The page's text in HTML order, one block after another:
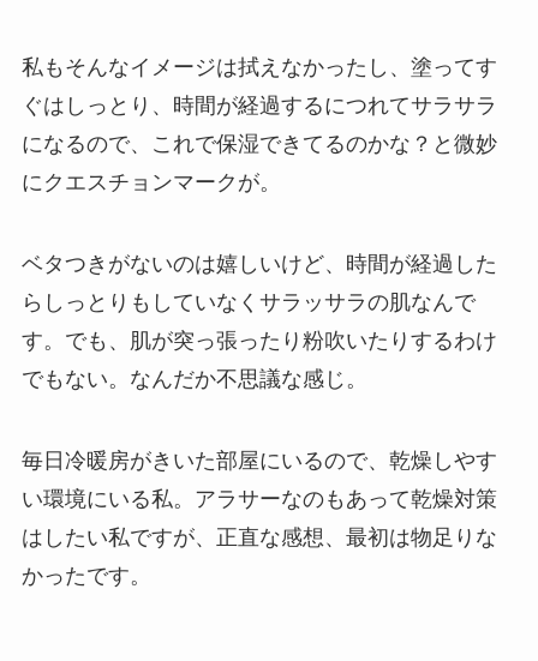
私もそんなイメージは拭えなかったし、塗ってす
ぐはしっとり、時間が経過するにつれてサラサラ
になるので、これで保湿できてるのかな？と微妙
にクエスチョンマークが。
ベタつきがないのは嬉しいけど、時間が経過した
らしっとりもしていなくサラッサラの肌なんで
す。でも、肌が突っ張ったり粉吹いたりするわけ
でもない。なんだか不思議な感じ。
毎日冷暖房がきいた部屋にいるので、乾燥しやす
い環境にいる私。アラサーなのもあって乾燥対策
はしたい私ですが、正直な感想、最初は物足りな
かったです。